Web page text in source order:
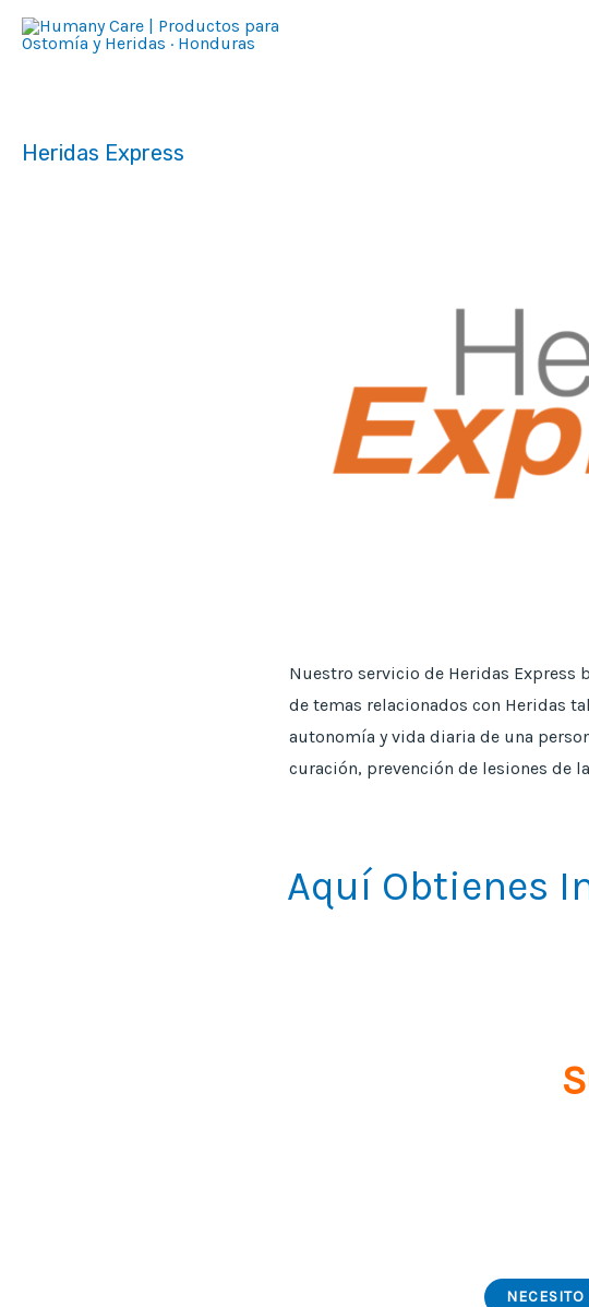
Heridas Express
Nuestro servicio de Heridas Express
de temas relacionados con Heridas
autonomía y vida diaria de una
curación, prevención de lesiones de
Aquí Obtienes